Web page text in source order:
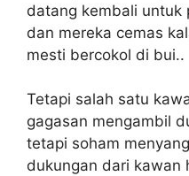
datang kembali untuk
dan mereka cemas
mesti bercokol di bui..
Tetapi salah satu
gagasan mengambil
tetapi soham
dukungan dari kawan